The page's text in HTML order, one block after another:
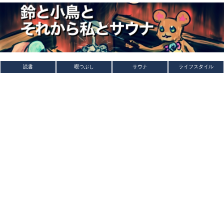
読書 暇つぶし サウナ ライフスタイル